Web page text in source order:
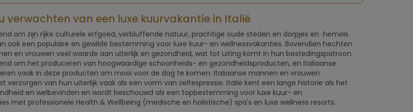
verwachten van een luxe kuurvakantie in Italië
om zijn rijke culturele erfgoed, verbluffende natuur, prachtige oude steden en dorpjes en hemels
ook een populaire en gewilde bestemming voor luxe kuur- en wellnessvakanties. Bovendien hechten
en vrouwen veel waarde aan uiterlijk en gezondheid, wat tot uiting komt in hun bestedingspatroon.
om het produceren van hoogwaardige schoonheids- en gezondheidsproducten, en Italiaanse
vaak in deze producten om mooi voor de dag te komen. Italiaanse mannen en vrouwen
verzorgen van hun uiterlijk vaak als een vorm van zelfexpressie. Italië kent een lange historie als het
en welbevinden en wordt beschouwd als een topbestemming voor luxe kuur- en
met professionele Health & Wellbeing (medische en holistische) spa's en luxe wellness resorts.